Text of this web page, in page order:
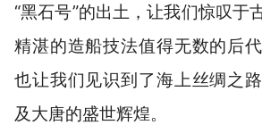
“黑石号”的出土，让我们惊叹于
精湛的造船技法值得无数的后
也让我们见识到了海上丝绸之
及大唐的盛世辉煌。